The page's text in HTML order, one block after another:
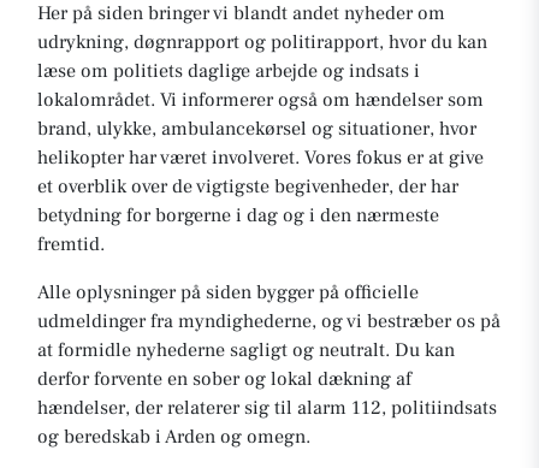
Her på siden bringer vi blandt andet nyheder om
udrykning, døgnrapport og politirapport, hvor du kan
læse om politiets daglige arbejde og indsats i
lokalområdet. Vi informerer også om hændelser som
brand, ulykke, ambulancekørsel og situationer, hvor
helikopter har været involveret. Vores fokus er at give
et overblik over de vigtigste begivenheder, der har
betydning for borgerne i dag og i den nærmeste
fremtid.
Alle oplysninger på siden bygger på officielle
udmeldinger fra myndighederne, og vi bestræber os på
at formidle nyhederne sagligt og neutralt. Du kan
derfor forvente en sober og lokal dækning af
hændelser, der relaterer sig til alarm 112, politiindsats
og beredskab i Arden og omegn.